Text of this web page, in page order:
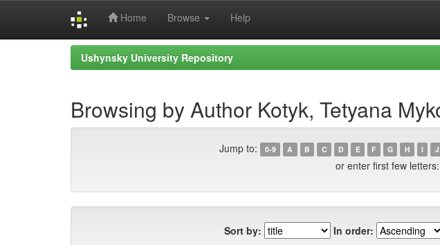
Home Browse Help
Ushynsky University Repository
Browsing by Author Kotyk, Tetyana
Jump to: 0-9 A B C D E F G H I J
or enter first few letters:
Sort by: In order: